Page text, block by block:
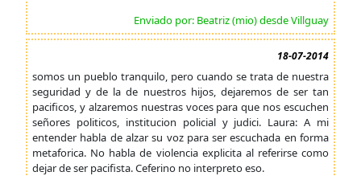
Enviado por: Beatriz (mio) desde Villguay
18-07-2014
somos un pueblo tranquilo, pero cuando se trata de nuestra
seguridad y de la de nuestros hijos, dejaremos de ser tan
pacificos, y alzaremos nuestras voces para que nos escuchen
señores politicos, institucion policial y judici. Laura: A mi
entender habla de alzar su voz para ser escuchada en forma
metaforica. No habla de violencia explicita al referirse como
dejar de ser pacifista. Ceferino no interpreto eso.